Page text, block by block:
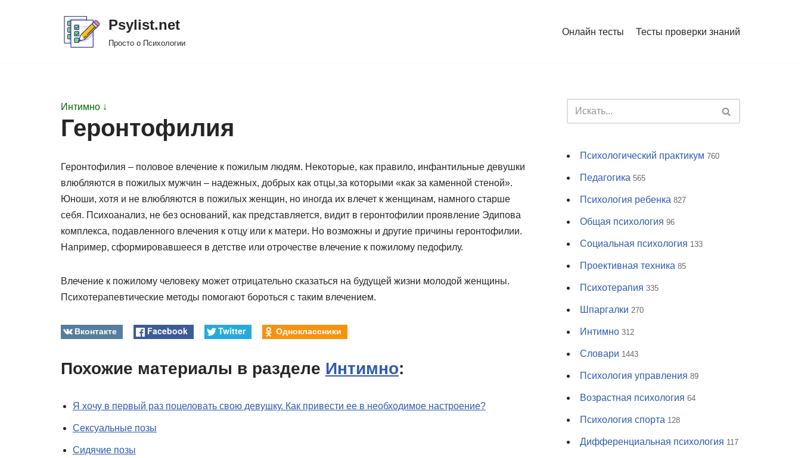
Psylist.net
Просто о Психологии
Онлайн тесты Тесты проверки знаний
Интимно ↓
Геронтофилия
Геронтофилия – половое влечение к пожилым людям. Некоторые, как правило, инфантильные девушки
влюбляются в пожилых мужчин – надежных, добрых как отцы,за которыми «как за каменной стеной».
Юноши, хотя и не влюбляются в пожилых женщин, но иногда их влечет к женщинам, намного старше
себя. Психоанализ, не без оснований, как представляется, видит в геронтофилии проявление Эдипова
комплекса, подавленного влечения к отцу или к матери. Но возможны и другие причины геронтофилии.
Например, сформировавшееся в детстве или отрочестве влечение к пожилому педофилу.
Влечение к пожилому человеку может отрицательно сказаться на будущей жизни молодой женщины.
Психотерапевтические методы помогают бороться с таким влечением.
Вконтакте Facebook Twitter Одноклассники
Похожие материалы в разделе Интимно:
Я хочу в первый раз поцеловать свою девушку. Как привести ее в необходимое настроение?
Сексуальные позы
Сидячие позы
Психологический практикум 760
Педагогика 565
Психология ребенка 827
Общая психология 96
Социальная психология 133
Проективная техника 85
Психотерапия 335
Шпаргалки 270
Интимно 312
Словари 1443
Психология управления 89
Возрастная психология 64
Психология спорта 128
Дифференциальная психология 117